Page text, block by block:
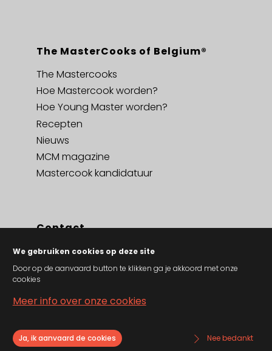
The MasterCooks of Belgium®
The Mastercooks
Hoe Mastercook worden?
Hoe Young Master worden?
Recepten
Nieuws
MCM magazine
Mastercook kandidatuur
Contact
Contact
Privacy policy en cookies
Algemene verkoopsvoorwaarden
We gebruiken cookies op deze site
Door op de aanvaard button te klikken ga je akkoord met onze
cookies
Meer info over onze cookies
Ja, ik aanvaard de cookies Nee bedankt